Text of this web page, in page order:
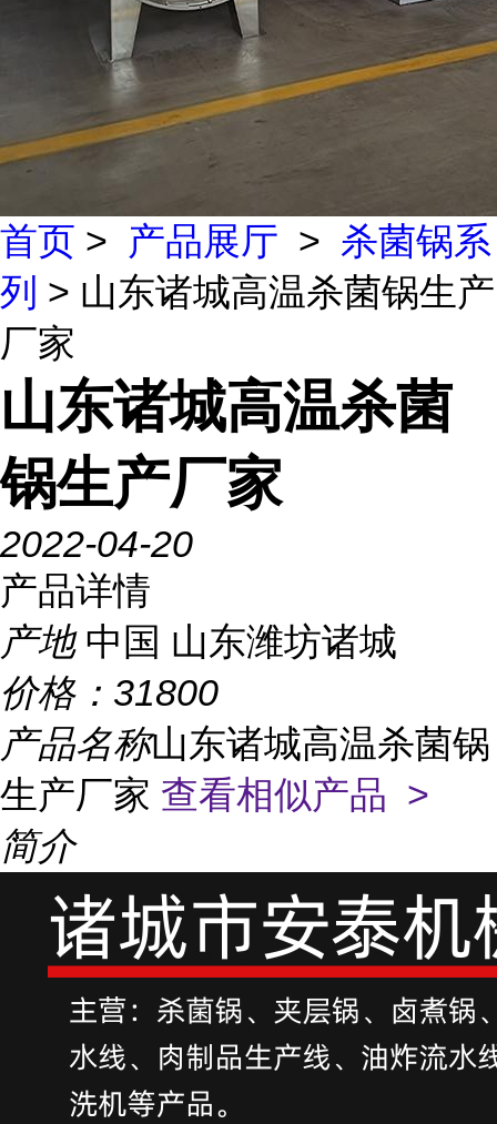
首页 > 产品展厅 > 杀菌锅系
列 > 山东诸城高温杀菌锅生产
厂家
山东诸城高温杀菌
锅生产厂家
2022-04-20
产品详情
产地 中国 山东潍坊诸城
价格： 31800
产品名称山东诸城高温杀菌锅
生产厂家 查看相似产品 >
简介